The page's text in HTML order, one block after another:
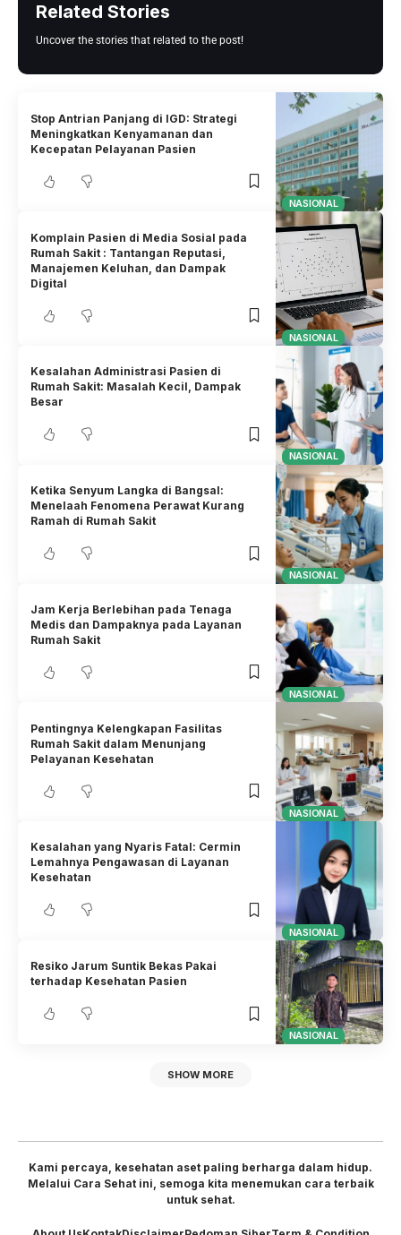
Related Stories
Uncover the stories that related to the post!
NASIONAL
Stop Antrian Panjang di IGD: Strategi
Meningkatkan Kenyamanan dan
Kecepatan Pelayanan Pasien
NASIONAL
Komplain Pasien di Media Sosial pada
Rumah Sakit : Tantangan Reputasi,
Manajemen Keluhan, dan Dampak
Digital
NASIONAL
Kesalahan Administrasi Pasien di
Rumah Sakit: Masalah Kecil, Dampak
Besar
NASIONAL
Ketika Senyum Langka di Bangsal:
Menelaah Fenomena Perawat Kurang
Ramah di Rumah Sakit
NASIONAL
Jam Kerja Berlebihan pada Tenaga
Medis dan Dampaknya pada Layanan
Rumah Sakit
NASIONAL
Pentingnya Kelengkapan Fasilitas
Rumah Sakit dalam Menunjang
Pelayanan Kesehatan
NASIONAL
Kesalahan yang Nyaris Fatal: Cermin
Lemahnya Pengawasan di Layanan
Kesehatan
NASIONAL
Resiko Jarum Suntik Bekas Pakai
terhadap Kesehatan Pasien
SHOW MORE
Kami percaya, kesehatan aset paling berharga dalam hidup.
Melalui Cara Sehat ini, semoga kita menemukan cara terbaik
untuk sehat.